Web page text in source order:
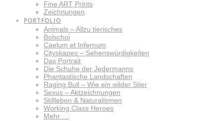
Fine ART Prints
Zeichnungen
PORTFOLIO
Animals – Allzu tierisches
Bolschoi
Caelum et Infernum
Cityskapes – Sehenswürdigkeiten
Das Portrait
Die Schuhe der Jedermanns
Phantastische Landschaften
Raging Bull – Wie ein wilder Stier
Sexus – Aktzeichnungen
Stillleben & Naturalismen
Working Class Heroes
Mehr …